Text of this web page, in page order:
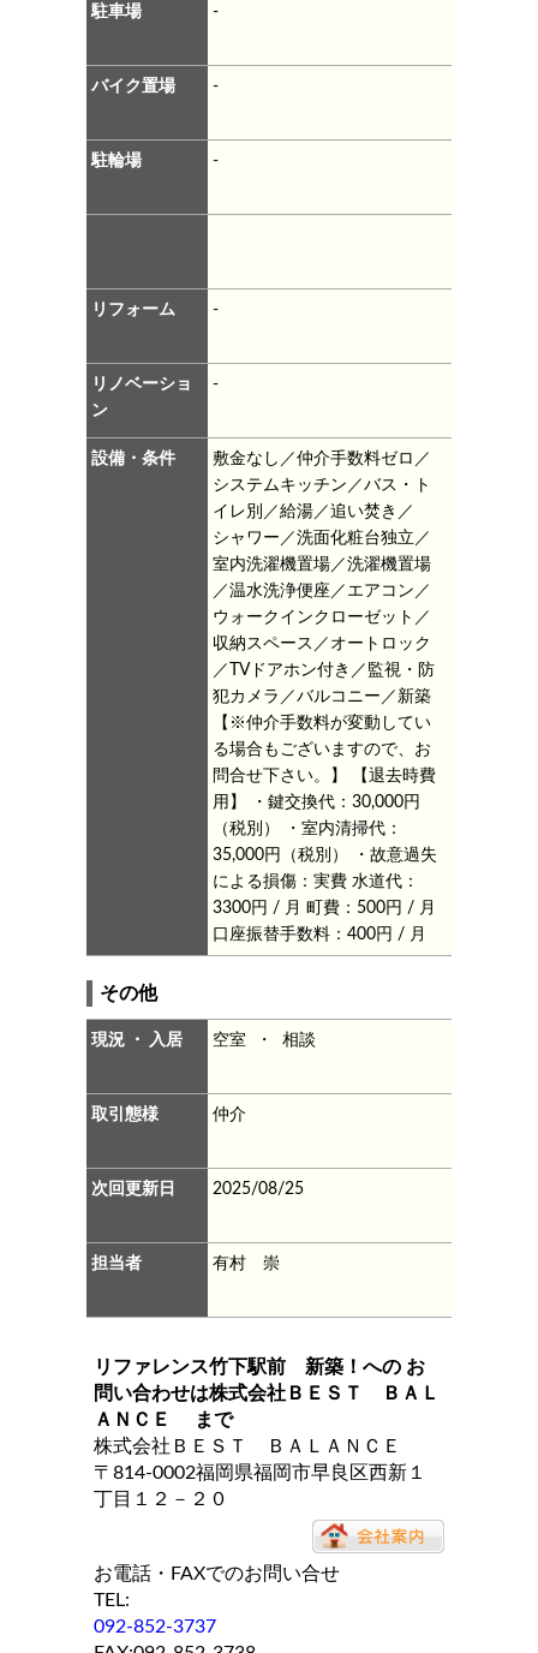
駐車場 -
バイク置場 -
駐輪場 -
リフォーム -
リノベーショ
ン
-
設備・条件
敷金なし／仲介手数料ゼロ／
システムキッチン／バス・ト
イレ別／給湯／追い焚き／
シャワー／洗面化粧台独立／
室内洗濯機置場／洗濯機置場
／温水洗浄便座／エアコン／
ウォークインクローゼット／
収納スペース／オートロック
／TVドアホン付き／監視・防
犯カメラ／バルコニー／新築
【※仲介手数料が変動してい
る場合もございますので、お
問合せ下さい。】
【退去時費
用】
・鍵交換代：30,000円
（税別）
・室内清掃代：
35,000円（税別）
・故意過失
による損傷：実費 水道代：
3300円 / 月 町費：500円 / 月
口座振替手数料：400円 / 月
その他
現況 ・ 入居 空室 ・ 相談
取引態様 仲介
次回更新日 2025/08/25
担当者 有村 崇
リファレンス竹下駅前 新築！への お
問い合わせは株式会社ＢＥＳＴ ＢＡＬ
ＡＮＣＥ
まで
株式会社ＢＥＳＴ ＢＡＬＡＮＣＥ
〒814-0002福岡県福岡市早良区西新１
丁目１２－２０
お電話・FAXでのお問い合せ
TEL:
092-852-3737